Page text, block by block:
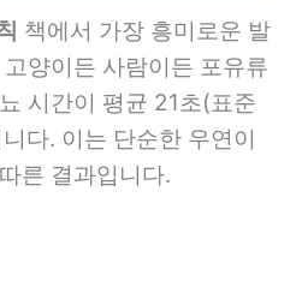
책에서 가장 흥미로운 발
양이든 사람이든 포유류
시간이 평균 21초(표준
다. 이는 단순한 우연이
른 결과입니다.